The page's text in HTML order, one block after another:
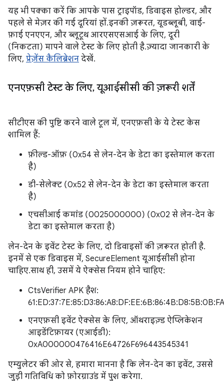
यह भी पक्का करें कि आपके पास ट्राइपॉड, डिवाइस होल्डर, और
पहले से मेज़र की गई दूरियां हों. इनकी ज़रूरत, यूडब्लूबी, वाई-
फ़ाई एनएएन, और ब्लूटूथ आरएसएसआई के लिए, दूरी
(निकटता) मापने वाले टेस्ट के लिए होती है. ज़्यादा जानकारी के
लिए, प्रेज़ेंस कैलिब्रेशन देखें.
एनएफ़सी टेस्ट के लिए,यूआईसीसी की ज़रूरी शर्तें
सीटीएस की पुष्टि करने वाले टूल में, एनएफ़सी के ये टेस्ट केस
शामिल हैं:
फ़ील्ड-ऑफ़ (0x54 से लेन-देन के डेटा का इस्तेमाल करता
है)
डी-सेलेक्ट (0x52 से लेन-देन के डेटा का इस्तेमाल करता
है)
एचसीआई कमांड (0025000000) (0x02 से लेन-देन के
डेटा का इस्तेमाल करता है)
लेन-देन के इवेंट टेस्ट के लिए, दो डिवाइसों की ज़रूरत होती है.
इनमें से एक डिवाइस में, SecureElement यूआईसीसी होना
चाहिए. साथ ही, उसमें ये ऐक्सेस नियम होने चाहिए:
CtsVerifier APK हैश:
एनएफ़सी इवेंट ऐक्सेस के लिए, ऑथराइज़्ड ऐप्लिकेशन
आइडेंटिफ़ायर (एआईडी):
0xA000000476416E64726F696443545341
एम्युलेटर की ओर से, हमारा मानना है कि लेन-देन का इवेंट, उससे
जुड़ी गतिविधि को फ़ोरग्राउंड में पुश करेगा.